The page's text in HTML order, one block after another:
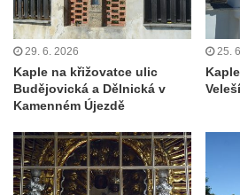
Márnice nového hřbitova ve Starých
Křečanech
Bývalá márnice u hřbitova v Dubé
Kostel Nalezení svatého Kříže v Dubé
Kostel Nanebevzetí Panny Marie v
Úněticích
Kostel svatého Klementa v Levém
Kostel Wang (Karpacz – Bierutowice,
29. 6. 2026
Kaple na křižovatce ulic
Budějovická a Dělnická v
Kamenném Újezdě
25.